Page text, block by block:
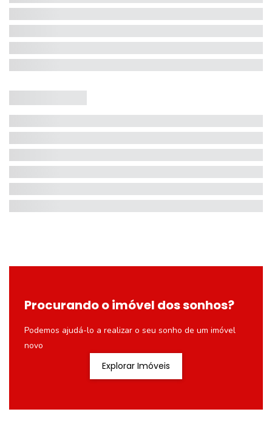
Procurando o imóvel dos sonhos?
Podemos ajudá-lo a realizar o seu sonho de um imóvel
novo
Explorar Imóveis